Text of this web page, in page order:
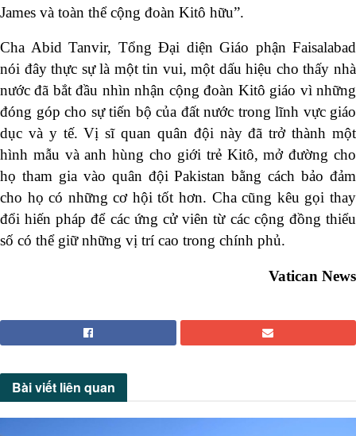
James và toàn thể cộng đoàn Kitô hữu”.
Cha Abid Tanvir, Tổng Đại diện Giáo phận Faisalabad
nói đây thực sự là một tin vui, một dấu hiệu cho thấy nhà
nước đã bắt đầu nhìn nhận cộng đoàn Kitô giáo vì những
đóng góp cho sự tiến bộ của đất nước trong lĩnh vực giáo
dục và y tế. Vị sĩ quan quân đội này đã trở thành một
hình mẫu và anh hùng cho giới trẻ Kitô, mở đường cho
họ tham gia vào quân đội Pakistan bằng cách bảo đảm
cho họ có những cơ hội tốt hơn. Cha cũng kêu gọi thay
đổi hiến pháp để các ứng cử viên từ các cộng đồng thiểu
số có thể giữ những vị trí cao trong chính phủ.
Vatican News
Bài viết liên quan